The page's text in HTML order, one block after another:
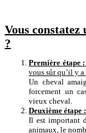
Vous
?
Première étape :
vous sûr qu’il y
Un cheval
forcement un
vieux cheval.
Deuxième étape :
Il est important
animaux, le